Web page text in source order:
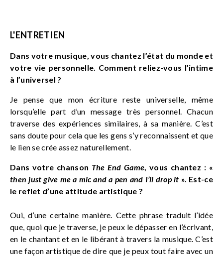
L'ENTRETIEN
Dans votre musique, vous chantez l’état du monde et
votre vie personnelle. Comment reliez-vous l’intime
à l’universel ?
Je pense que mon écriture reste universelle, même
lorsqu’elle part d’un message très personnel. Chacun
traverse des expériences similaires, à sa manière. C’est
sans doute pour cela que les gens s’y reconnaissent et que
le lien se crée assez naturellement.
Dans votre chanson The End Game , vous chantez : «
then just give me a mic and a pen and I’ll drop it ». Est-ce
le reflet d’une attitude artistique ?
Oui, d’une certaine manière. Cette phrase traduit l’idée
que, quoi que je traverse, je peux le dépasser en l’écrivant,
en le chantant et en le libérant à travers la musique. C’est
une façon artistique de dire que je peux tout faire avec un